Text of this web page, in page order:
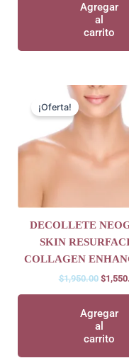
Agregar
al
carrito
¡Oferta!
DECOLLETE
SKIN
COLLAGEN
$1,950.00
Original
price
was:
$
Agregar
al
carrito